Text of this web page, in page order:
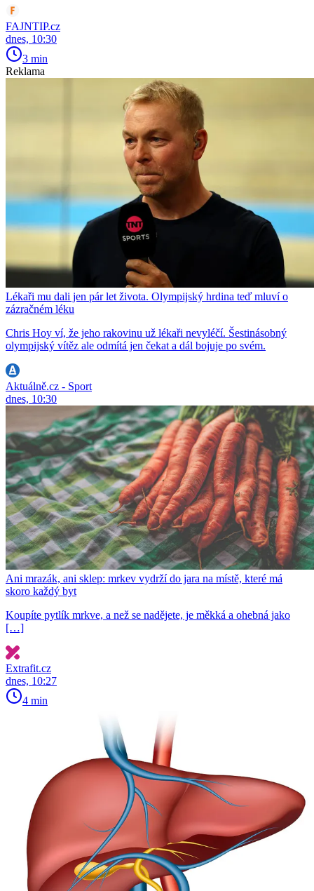
FAJNTIP.cz
dnes, 10:30
3 min
Reklama
Lékaři mu dali jen pár let života. Olympijský hrdina teď mluví o
zázračném léku
Chris Hoy ví, že jeho rakovinu už lékaři nevyléčí. Šestinásobný
olympijský vítěz ale odmítá jen čekat a dál bojuje po svém.
Aktuálně.cz - Sport
dnes, 10:30
Ani mrazák, ani sklep: mrkev vydrží do jara na místě, které má
skoro každý byt
Koupíte pytlík mrkve, a než se nadějete, je měkká a ohebná jako
[…]
Extrafit.cz
dnes, 10:27
4 min